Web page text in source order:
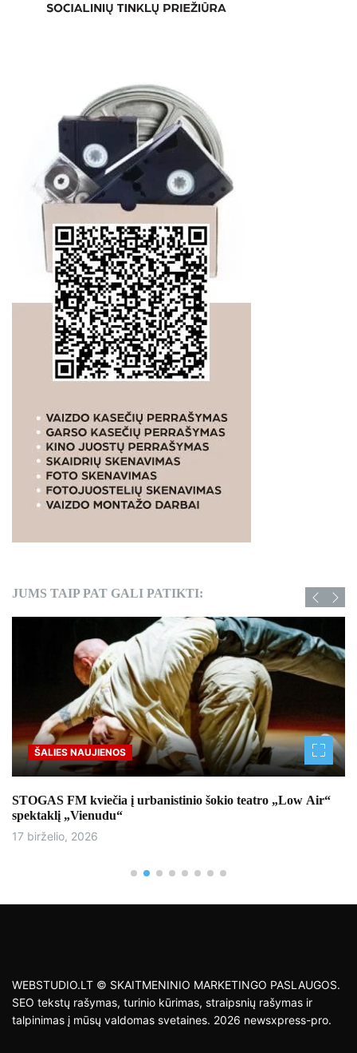
JUMS TAIP PAT GALI PATIKTI:
ŠALIES NAUJIENOS
STOGAS FM kviečia į urbanistinio šokio teatro „Low Air“
spektaklį „Vienudu“
17 birželio, 2026
WEBSTUDIO.LT © SKAITMENINIO MARKETINGO PASLAUGOS.
SEO tekstų rašymas, turinio kūrimas, straipsnių rašymas ir
talpinimas į mūsų valdomas svetaines. 2026 newsxpress-pro.